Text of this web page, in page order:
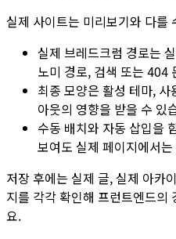
실제 사이트는 미리보기와 다를
실제 브레드크럼 경로는
노미 경로, 검색 또는 404
최종 모양은 활성 테마,
아웃의 영향을 받을 수 있
수동 배치와 자동 삽입을
보여도 실제 페이지에서
저장 후에는 실제 글, 실제 아카
지를 각각 확인해 프런트엔드의
요.